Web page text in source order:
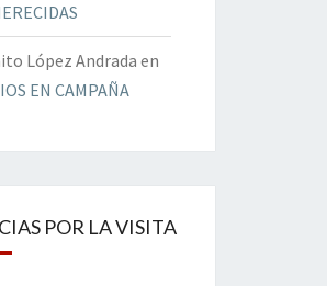
López Andrada en
EN CAMPAÑA
POR LA VISITA